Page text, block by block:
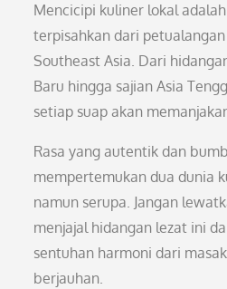
Mencicipi kuliner lokal
terpisahkan dari
Southeast Asia. Dari
Baru hingga sajian Asia
setiap suap akan
Rasa yang autentik dan
mempertemukan dua dunia
namun serupa. Jangan
menjajal hidangan lezat ini
sentuhan harmoni dari
berjauhan.